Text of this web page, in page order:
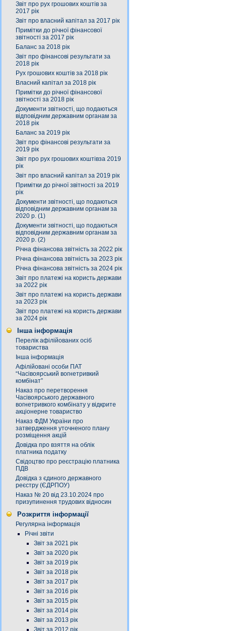
Звіт про рух грошових коштів за
2017 рік
Звіт про власний капітал за 2017 рік
Примітки до річної фінансової
звітності за 2017 рік
Баланс за 2018 рік
Звіт про фінансові результати за
2018 рік
Рух грошових коштів за 2018 рік
Власний капітал за 2018 рік
Примітки до річної фінансової
звітності за 2018 рік
Документи звітності, що подаються
відповідним державним органам за
2018 рік
Баланс за 2019 рік
Звіт про фінансові результати за
2019 рік
Звіт про рух грошових коштівза 2019
рік
Звіт про власний капітал за 2019 рік
Примітки до річної звітності за 2019
рік
Документи звітності, що подаються
відповідним державним органам за
2020 р. (1)
Документи звітності, що подаються
відповідним державним органам за
2020 р. (2)
Річна фінансова звітність за 2022 рік
Річна фінансова звітність за 2023 рік
Річна фінансова звітність за 2024 рік
Звіт про платежі на користь держави
за 2022 рік
Звіт про платежі на користь держави
за 2023 рік
Звіт про платежі на користь держави
за 2024 рік
Інша інформація
Перелік афілійованих осіб
товариства
Інша інформація
Афілійовані особи ПАТ
“Часівоярський вогнетривкий
комбінат”
Наказ про перетворення
Часівоярського державного
вогнетривкого комбінату у відкрите
акціонерне товариство
Наказ ФДМ України про
затвердження уточненого плану
розміщення акцій
Довідка про взяття на облік
платника податку
Свідоцтво про реєстрацію платника
ПДВ
Довідка з єдиного державного
реєстру (ЄДРПОУ)
Наказ № 20 від 23.10.2024 про
призупинення трудових відносин
Розкриття інформації
Регулярна інформація
Річні звіти
Звіт за 2021 рік
Звіт за 2020 рік
Звіт за 2019 рік
Звіт за 2018 рік
Звіт за 2017 рік
Звіт за 2016 рік
Звіт за 2015 рік
Звіт за 2014 рік
Звіт за 2013 рік
Звіт за 2012 рік